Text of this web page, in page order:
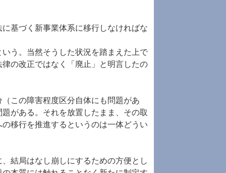
基づく新事業体系に移行しなければな
う。当然そうした状況を踏まえた上で
の改正ではなく「廃止」と明言したの
この障害程度区分自体にも問題があ
がある。それを放置したまま、その取
移行を推進するというのは一体どうい
結局はなし崩しにするための方便とし